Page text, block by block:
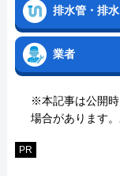
排水管・排水
業者
※本記事は公開
場合があります
PR